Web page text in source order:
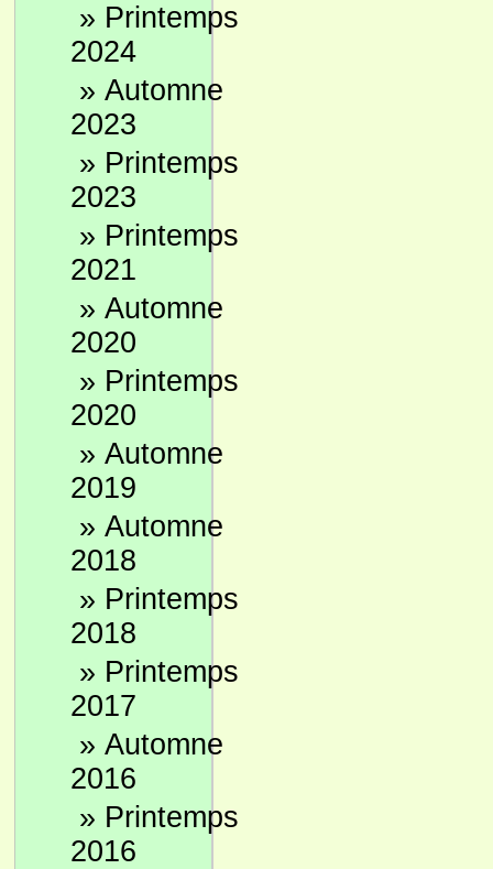
» Printemps
2024
» Automne
2023
» Printemps
2023
» Printemps
2021
» Automne
2020
» Printemps
2020
» Automne
2019
» Automne
2018
» Printemps
2018
» Printemps
2017
» Automne
2016
» Printemps
2016